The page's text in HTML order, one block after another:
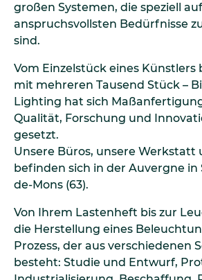
großen Systemen, die speziell
anspruchsvollsten Bedürfnisse
sind.
Vom Einzelstück eines Künstlers
mit mehreren Tausend Stück –
Lighting hat sich
Qualität, Forschung und
gesetzt.
Unsere Büros, unsere Werkstatt
befinden sich in der Auvergne in
de-Mons (63).
Von Ihrem Lastenheft bis zur
die Herstellung eines
Prozess, der aus verschiedenen
besteht: Studie und Entwurf,